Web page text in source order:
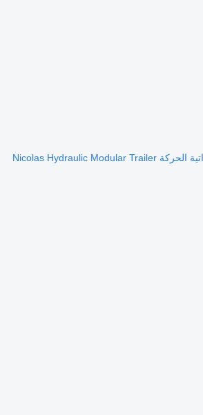
جديدة منصة النقل ذاتية الحركة Nicolas Hydraulic Modular Trailer